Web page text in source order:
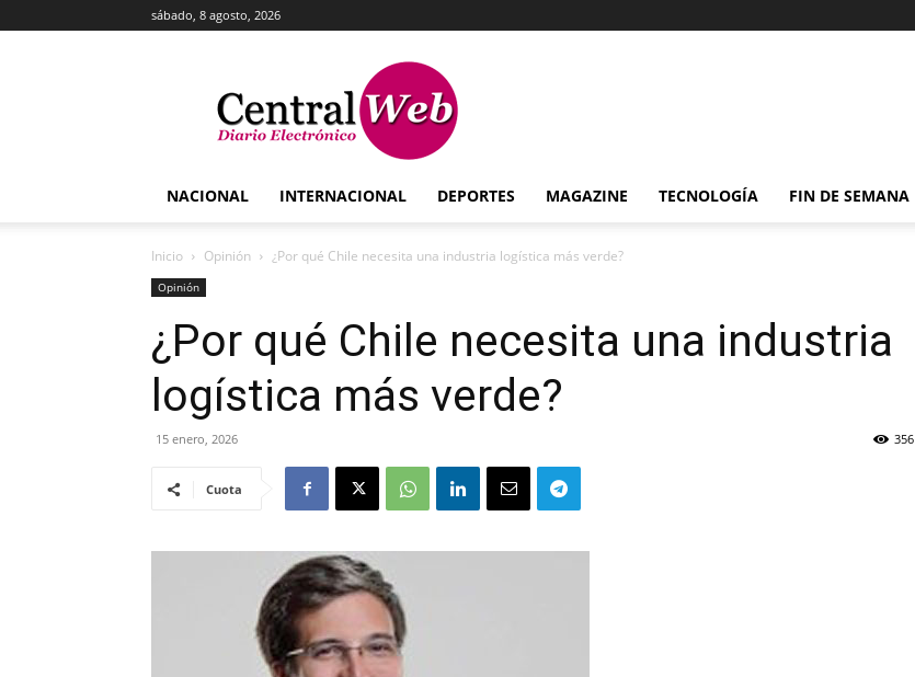
sábado, 8 agosto, 2026
Central
Web
NACIONAL INTERNACIONAL DEPORTES MAGAZINE TECNOLOGÍA FIN DE SEMANA
Inicio Opinión ¿Por qué Chile necesita una industria logística más verde?
Opinión
¿Por qué Chile necesita una industria
logística más verde?
15 enero, 2026 356
Cuota